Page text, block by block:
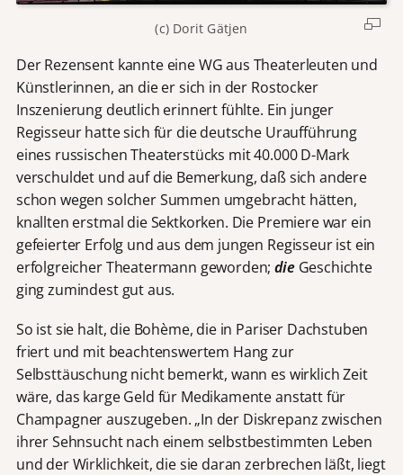
(c) Dorit Gätjen
Der Rezensent kannte eine WG aus Theaterleuten und
Künstlerinnen, an die er sich in der Rostocker
Inszenierung deutlich erinnert fühlte. Ein junger
Regisseur hatte sich für die deutsche Uraufführung
eines russischen Theaterstücks mit 40.000 D-Mark
verschuldet und auf die Bemerkung, daß sich andere
schon wegen solcher Summen umgebracht hätten,
knallten erstmal die Sektkorken. Die Premiere war ein
gefeierter Erfolg und aus dem jungen Regisseur ist ein
erfolgreicher Theatermann geworden;dieGeschichte
ging zumindest gut aus.
So ist sie halt, die Bohème, die in Pariser Dachstuben
friert und mit beachtenswertem Hang zur
Selbsttäuschung nicht bemerkt, wann es wirklich Zeit
wäre, das karge Geld für Medikamente anstatt für
Champagner auszugeben. „In der Diskrepanz zwischen
ihrer Sehnsucht nach einem selbstbestimmten Leben
und der Wirklichkeit, die sie daran zerbrechen läßt, liegt